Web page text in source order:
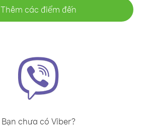
Thêm các điểm đến
Bạn chưa có Viber?